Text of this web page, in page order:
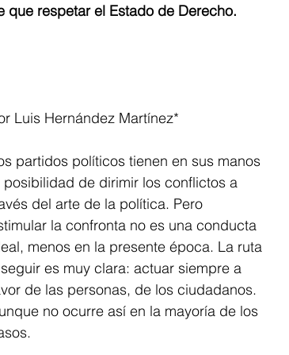
que respetar el Estado de Derecho.
Luis Hernández Martínez*
partidos políticos tienen en sus manos
posibilidad de dirimir los conflictos a
del arte de la política. Pero
la confronta no es una conducta
menos en la presente época. La ruta
es muy clara: actuar siempre a
de las personas, de los ciudadanos.
no ocurre así en la mayoría de los